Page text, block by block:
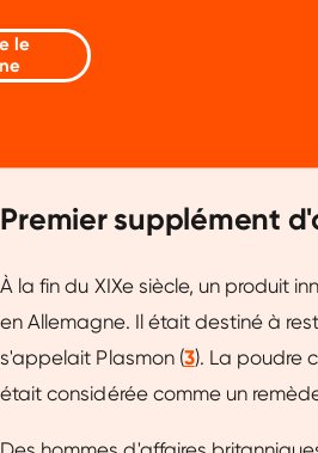
le
Premier supplément
À la fin du XIXe siècle, un produit
en Allemagne. Il était destiné à
s'appelait Plasmon (3). La poudre
était considérée comme un